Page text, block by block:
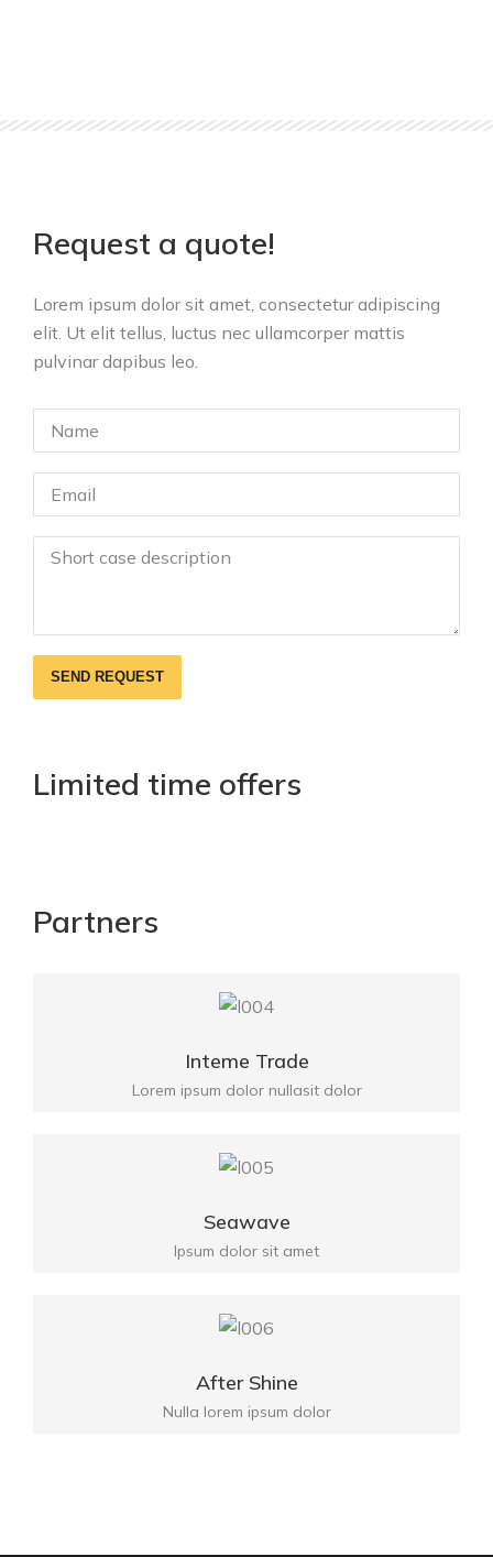
Request a quote!
Lorem ipsum dolor sit amet, consectetur adipiscing
elit. Ut elit tellus, luctus nec ullamcorper mattis
pulvinar dapibus leo.
SEND REQUEST
Limited time offers
Partners
Inteme Trade
Lorem ipsum dolor nullasit dolor
Seawave
Ipsum dolor sit amet
After Shine
Nulla lorem ipsum dolor